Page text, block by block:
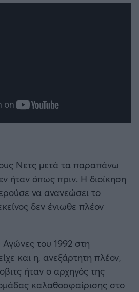
Νετς μετά τα παραπάνω
ήταν όπως πριν. Η διοίκηση
να ανανεώσει το
δεν ένιωθε πλέον
του 1992 στη
και η, ανεξάρτητη πλέον,
ήταν ο αρχηγός της
καλαθοσφαίρισης στο